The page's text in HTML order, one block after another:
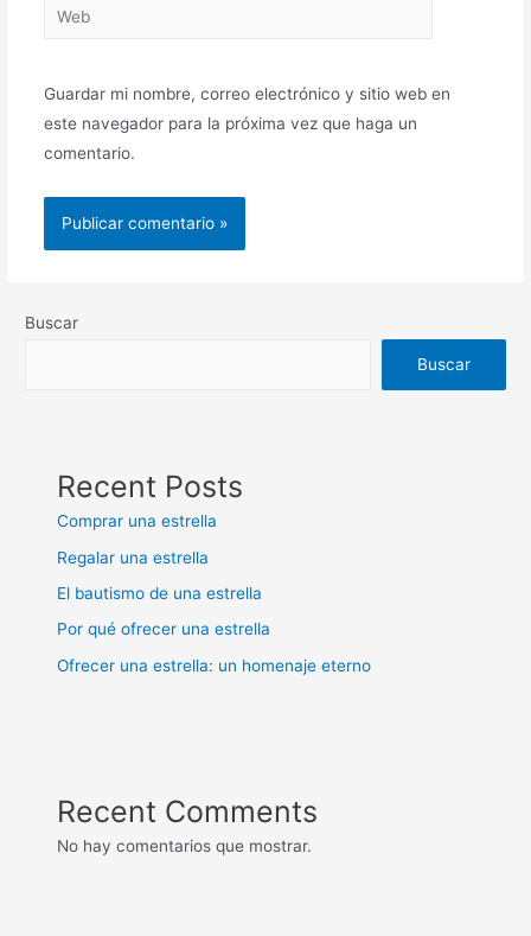
Guardar mi nombre, correo electrónico y sitio web en
este navegador para la próxima vez que haga un
comentario.
Buscar
Buscar
Recent Posts
Comprar una estrella
Regalar una estrella
El bautismo de una estrella
Por qué ofrecer una estrella
Ofrecer una estrella: un homenaje eterno
Recent Comments
No hay comentarios que mostrar.